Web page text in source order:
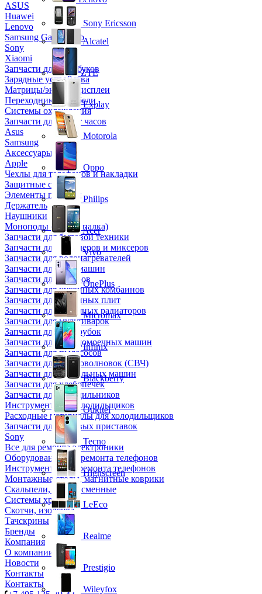
ASUS
Huawei
Lenovo
Samsung Galaxy Tab
Sony
Xiaomi
Запчасти для ноутбуков
Зарядные устройства
Матрицы/экраны/дисплеи
Переходники и кабели
Системы охлаждения
Запчасти для смарт часов
Asus
Samsung
Аксессуары
Apple
Чехлы для телефонов и накладки
Защитные стекла
Элементы питания
Держатель
Наушники
Моноподы (Селфи палка)
Запчасти для бытовой техники
Запчасти для блендеров и миксеров
Запчасти для водонагревателей
Запчасти для кофемашин
Запчасти для кулеров
Запчасти для кухонных комбаинов
Запчасти для кухонных плит
Запчасти для масляных радиаторов
Запчасти для мультиварок
Запчасти для мясорубок
Запчасти для посудомоечных машин
Запчасти для пылесосов
Запчасти для микроволновок (СВЧ)
Запчасти для стиральных машин
Запчасти для хлебопечек
Запчасти для холодильников
Инструмент для холодильщиков
Расходные материалы для холодильщиков
Запчасти для игровых приставок
Sony
Все для ремонта электроники
Оборудование для ремонта телефонов
Инструменты для ремонта телефонов
Монтажные столы, магнитные коврики
Скальпели, лезвия сменные
Системы хранения
Скотчи, изолента
Тачскрины
Бренды
Компания
О компании
Новости
Контакты
Контакты
Sony Ericsson
Alcatel
ZTE
Explay
Motorola
Oppo
Philips
Acer
Vivo
OnePlus
Micromax
Infinix
Blackberry
Oukitel
Tecno
Highscreen
LeEco
Realme
Prestigio
Wileyfox